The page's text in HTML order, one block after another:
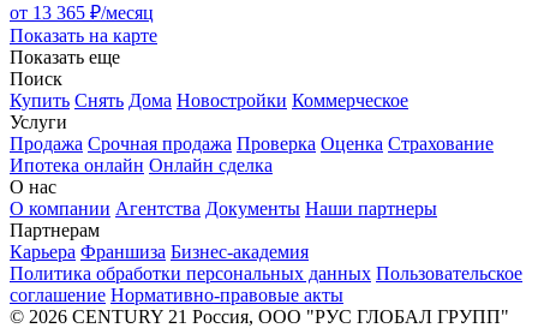
от 13 365 ₽/месяц
Показать на карте
Показать еще
Поиск
Купить Снять Дома Новостройки Коммерческое
Услуги
Продажа Срочная продажа Проверка Оценка Страхование
Ипотека онлайн Онлайн сделка
О нас
О компании Агентства Документы Наши партнеры
Партнерам
Карьера Франшиза Бизнес-академия
Политика обработки персональных данных Пользовательское
соглашение Нормативно-правовые акты
© 2026 CENTURY 21 Россия, ООО "РУС ГЛОБАЛ ГРУПП"